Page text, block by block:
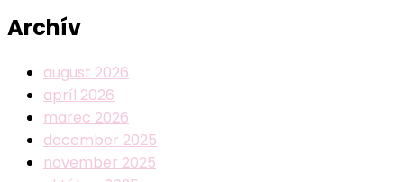
Archív
august 2026
apríl 2026
marec 2026
december 2025
november 2025